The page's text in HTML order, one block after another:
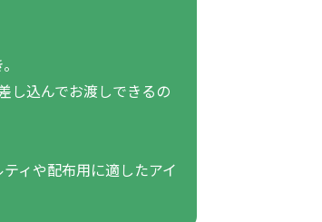
し込んでお渡しできるの
ィや配布用に適したアイ